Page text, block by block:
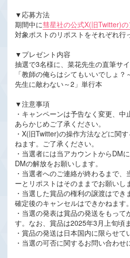
▼応募方法
期間中に彗星社の公式X(旧Twitter)の
対象ポストのリポストをそれぞれ行
▼プレゼント内容
抽選で3名様に、菜花先生の直筆サ
「教師の俺らはシてもいいでしょ
先生に敵わない～2」単行本
▼注意事項
・キャンペーンは予告なく変更、中
あらかじめご了承ください。
・X(旧Twitter)の操作方法などに関
ねます。ご了承ください。
・当選者には当アカウントからDM
DMの解放をお願いします。
・当選者へのご連絡が終わるまで
ーとリポストはそのままでお願いし
・当選した賞品の権利の譲渡はで
確定後のキャンセルはできかねます。
・当選の発表は賞品の発送をもって
す。なお、賞品は2025年3月上旬頃
・賞品の発送は日本国内に限らせて
・当選の可否に関するお問い合わせ